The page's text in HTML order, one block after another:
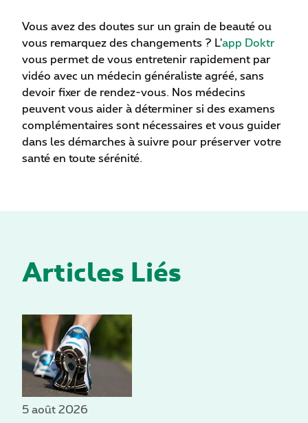
Vous avez des doutes sur un grain de beauté ou
vous remarquez des changements ? L'app Doktr
vous permet de vous entretenir rapidement par
vidéo avec un médecin généraliste agréé, sans
devoir fixer de rendez-vous. Nos médecins
peuvent vous aider à déterminer si des examens
complémentaires sont nécessaires et vous guider
dans les démarches à suivre pour préserver votre
santé en toute sérénité.
Articles Liés
5 août 2026